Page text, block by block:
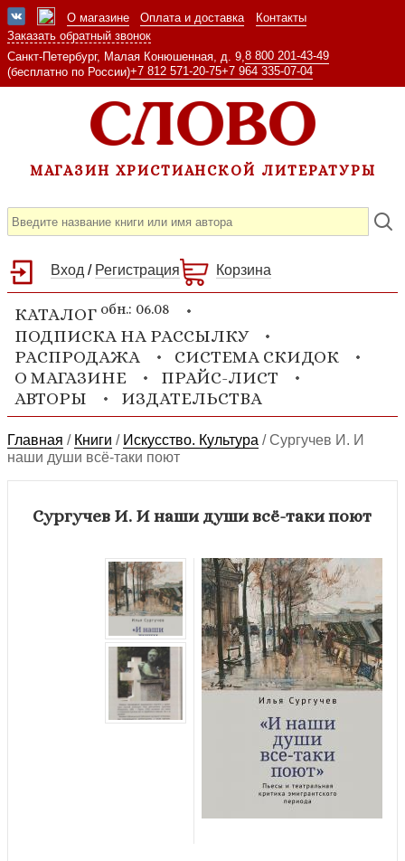
О магазине Оплата и доставка
Контакты
Заказать обратный звонок
Санкт-Петербург, Малая Конюшенная, д. 9, 8 800 201-43-49
(бесплатно по России)+7 812 571-20-75+7 964 335-07-04
МАГАЗИН ХРИСТИАНСКОЙ ЛИТЕРАТУРЫ
Вход / Регистрация Корзина
КАТАЛОГ обн.: 06.08
ПОДПИСКА НА РАССЫЛКУ
РАСПРОДАЖА
СИСТЕМА СКИДОК
О МАГАЗИНЕ
ПРАЙС-ЛИСТ
АВТОРЫ
ИЗДАТЕЛЬСТВА
Главная / Книги / Искусство. Культура /Сургучев И. И
наши души всё-таки поют
Сургучев И. И наши души всё-таки поют